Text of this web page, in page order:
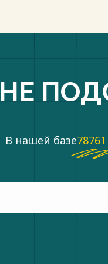
НЕ
В нашей базе